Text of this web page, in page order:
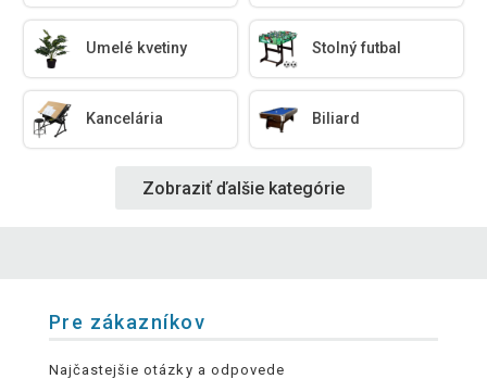
Umelé kvetiny Stolný futbal
Kancelária Biliard
Zobraziť ďalšie kategórie
Pre zákazníkov
Najčastejšie otázky a odpovede